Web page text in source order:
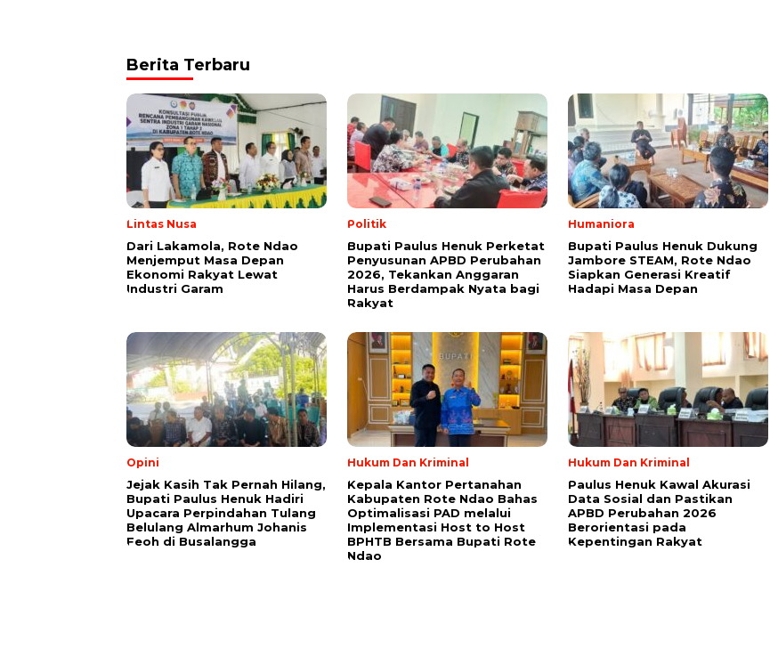
Berita Terbaru
Lintas Nusa
Dari Lakamola, Rote Ndao
Menjemput Masa Depan
Ekonomi Rakyat Lewat
Industri Garam
Politik
Bupati Paulus Henuk Perketat
Penyusunan APBD Perubahan
2026, Tekankan Anggaran
Harus Berdampak Nyata bagi
Rakyat
Humaniora
Bupati Paulus Henuk Dukung
Jambore STEAM, Rote Ndao
Siapkan Generasi Kreatif
Hadapi Masa Depan
Opini
Jejak Kasih Tak Pernah Hilang,
Bupati Paulus Henuk Hadiri
Upacara Perpindahan Tulang
Belulang Almarhum Johanis
Feoh di Busalangga
Hukum Dan Kriminal
Kepala Kantor Pertanahan
Kabupaten Rote Ndao Bahas
Optimalisasi PAD melalui
Implementasi Host to Host
BPHTB Bersama Bupati Rote
Ndao
Hukum Dan Kriminal
Paulus Henuk Kawal Akurasi
Data Sosial dan Pastikan
APBD Perubahan 2026
Berorientasi pada
Kepentingan Rakyat